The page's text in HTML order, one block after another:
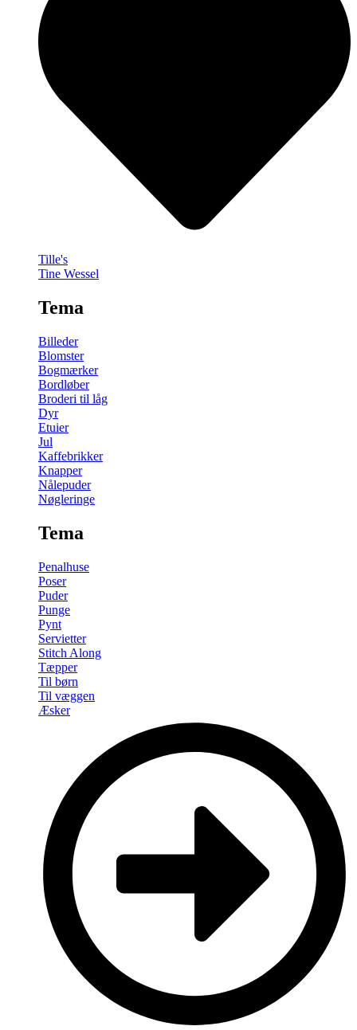
Tille's
Tine Wessel
Tema
Billeder
Blomster
Bogmærker
Bordløber
Broderi til låg
Dyr
Etuier
Jul
Kaffebrikker
Knapper
Nålepuder
Nøgleringe
Tema
Penalhuse
Poser
Puder
Punge
Pynt
Servietter
Stitch Along
Tæpper
Til børn
Til væggen
Æsker